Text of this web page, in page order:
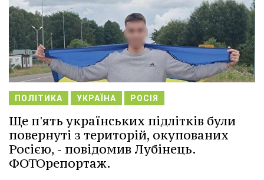
ПОЛІТИКА УКРАЇНА РОСІЯ
Ще п'ять українських підлітків були
повернуті з територій, окупованих
Росією, - повідомив Лубінець.
ФОТОрепортаж.